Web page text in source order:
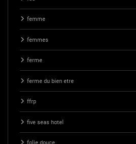
femme
femmes
ferme
ferme du bien etre
ffrp
five seas hotel